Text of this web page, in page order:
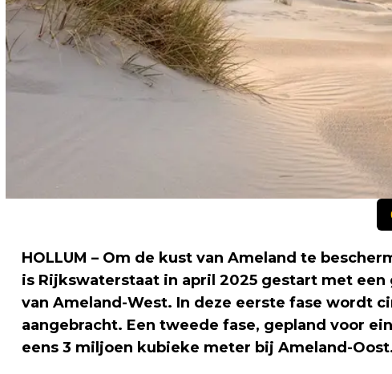
HOLLUM – Om de kust van Ameland te
is Rijkswaterstaat in april 2025 gestart met
van Ameland-West. In deze eerste fase wordt
aangebracht. Een tweede fase, gepland voor
eens 3 miljoen kubieke meter bij Ameland-